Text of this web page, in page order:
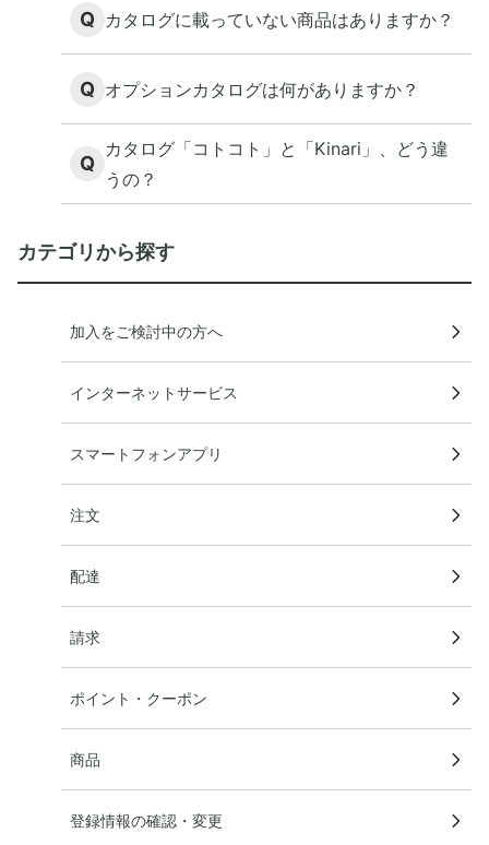
Q カタログに載っていない商品はありますか？
Q オプションカタログは何がありますか？
Q
カタログ「コトコト」と「Kinari」、どう違
うの？
カテゴリから探す
加入をご検討中の方へ
インターネットサービス
スマートフォンアプリ
注文
配達
請求
ポイント・クーポン
商品
登録情報の確認・変更